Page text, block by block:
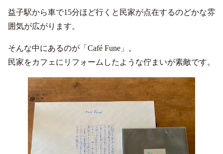
益子駅から車で15分ほど行くと民家が点在するのどかな雰
囲気が広がります。
そんな中にあるのが「Café Fune」。
民家をカフェにリフォームしたような佇まいが素敵です。